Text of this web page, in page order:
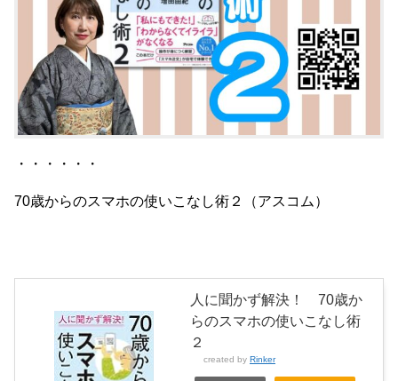
・・・・・・
70歳からのスマホの使いこなし術２（アスコム）
人に聞かず解決！ 70歳か
らのスマホの使いこなし術
２
created by Rinker